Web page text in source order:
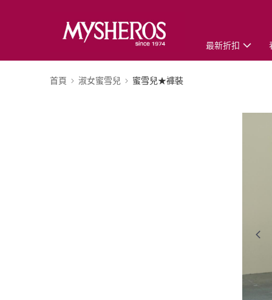
最新折扣
首頁 淑女蜜雪兒 蜜雪兒★褲裝